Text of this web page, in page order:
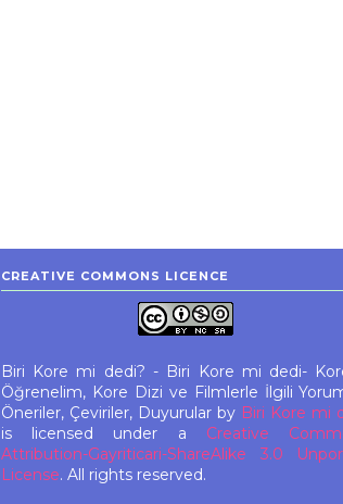
CREATIVE COMMONS LICENCE
Biri Kore mi dedi? - Biri Kore mi dedi-
Öğrenelim, Kore Dizi ve Filmlerle İlgili
Öneriler, Çeviriler, Duyurular by Biri Kore mi
is licensed under a Creative
Attribution-Gayriticari-ShareAlike 3.0
License. All rights reserved.